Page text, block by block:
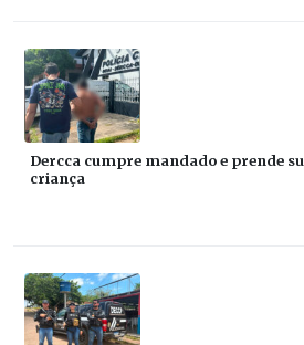
Dercca cumpre mandado e prende
criança